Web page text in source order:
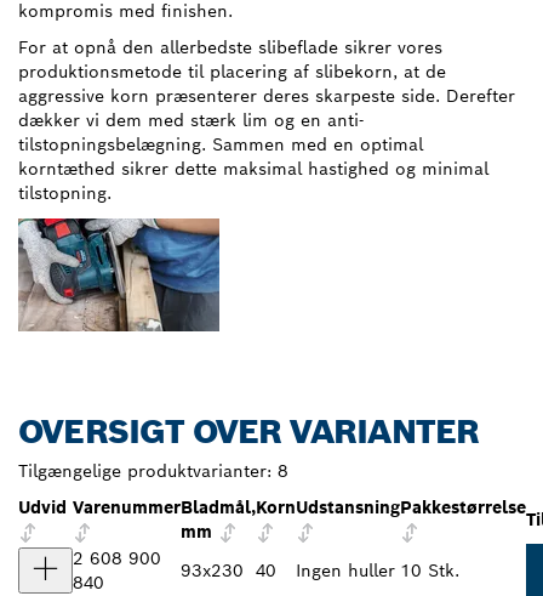
kompromis med finishen.
For at opnå den allerbedste slibeflade sikrer vores
produktionsmetode til placering af slibekorn, at de
aggressive korn præsenterer deres skarpeste side. Derefter
dækker vi dem med stærk lim og en anti-
tilstopningsbelægning. Sammen med en optimal
korntæthed sikrer dette maksimal hastighed og minimal
tilstopning.
OVERSIGT OVER VARIANTER
Tilgængelige produktvarianter: 8
Udvid VarenummerBladmål,
mm
KornUdstansningPakkestørrelse
2 608 900
840
93x230 40 Ingen huller 10 Stk.